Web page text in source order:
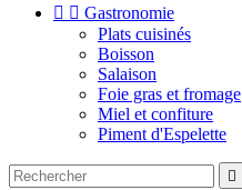
  Gastronomie
Plats cuisinés
Boisson
Salaison
Foie gras et fromage
Miel et confiture
Piment d'Espelette
